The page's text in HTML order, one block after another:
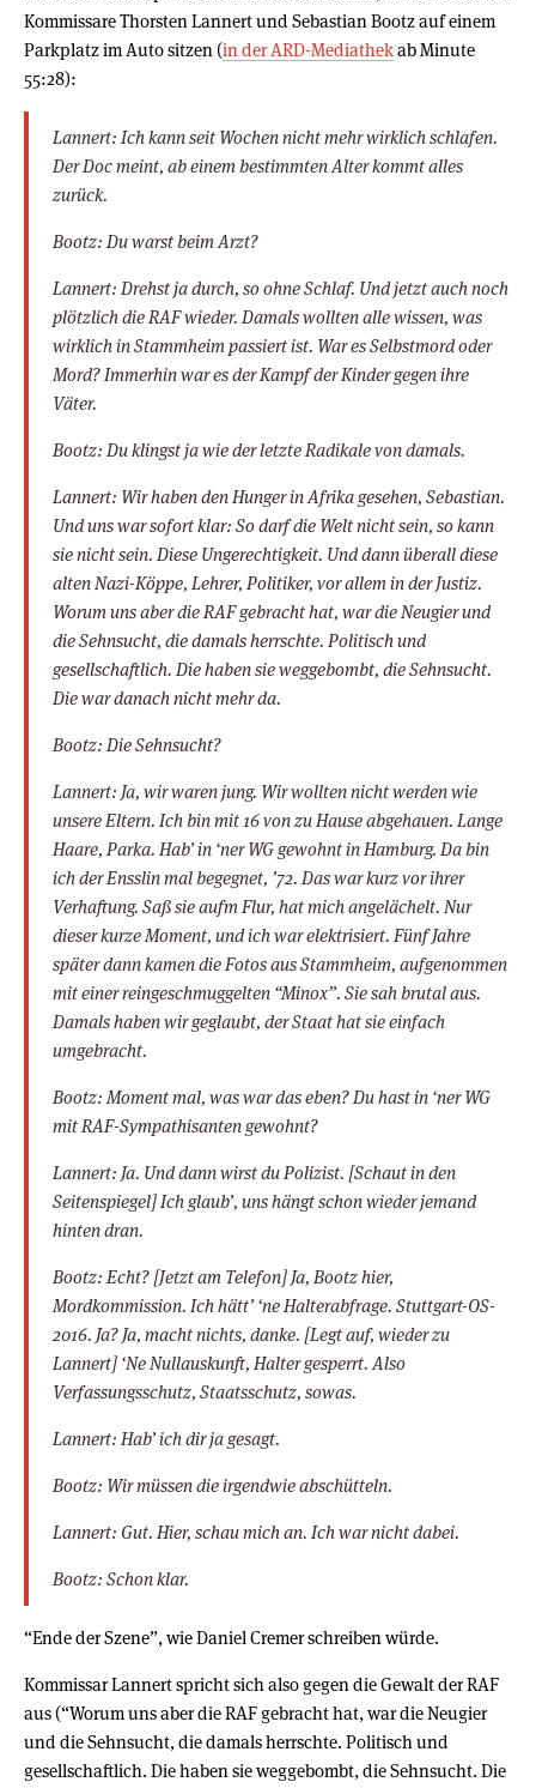
Kommissare Thorsten Lannert und Sebastian Bootz auf einem
Parkplatz im Auto sitzen (in der ARD-Mediathekab Minute
55:28):
Lannert: Ich kann seit Wochen nicht mehr wirklich schlafen.
Der Doc meint, ab einem bestimmten Alter kommt alles
zurück.
Bootz: Du warst beim Arzt?
Lannert: Drehst ja durch, so ohne Schlaf. Und jetzt auch noch
plötzlich die RAF wieder. Damals wollten alle wissen, was
wirklich in Stammheim passiert ist. War es Selbstmord oder
Mord? Immerhin war es der Kampf der Kinder gegen ihre
Väter.
Bootz: Du klingst ja wie der letzte Radikale von damals.
Lannert: Wir haben den Hunger in Afrika gesehen, Sebastian.
Und uns war sofort klar: So darf die Welt nicht sein, so kann
sie nicht sein. Diese Ungerechtigkeit. Und dann überall diese
alten Nazi-Köppe, Lehrer, Politiker, vor allem in der Justiz.
Worum uns aber die RAF gebracht hat, war die Neugier und
die Sehnsucht, die damals herrschte. Politisch und
gesellschaftlich. Die haben sie weggebombt, die Sehnsucht.
Die war danach nicht mehr da.
Bootz: Die Sehnsucht?
Lannert: Ja, wir waren jung. Wir wollten nicht werden wie
unsere Eltern. Ich bin mit 16 von zu Hause abgehauen. Lange
Haare, Parka. Hab’ in ‘ner WG gewohnt in Hamburg. Da bin
ich der Ensslin mal begegnet, ’72. Das war kurz vor ihrer
Verhaftung. Saß sie aufm Flur, hat mich angelächelt. Nur
dieser kurze Moment, und ich war elektrisiert. Fünf Jahre
später dann kamen die Fotos aus Stammheim, aufgenommen
mit einer reingeschmuggelten “Minox”. Sie sah brutal aus.
Damals haben wir geglaubt, der Staat hat sie einfach
umgebracht.
Bootz: Moment mal, was war das eben? Du hast in ‘ner WG
mit RAF-Sympathisanten gewohnt?
Lannert: Ja. Und dann wirst du Polizist. [Schaut in den
Seitenspiegel] Ich glaub’, uns hängt schon wieder jemand
hinten dran.
Bootz: Echt? [Jetzt am Telefon] Ja, Bootz hier,
Mordkommission. Ich hätt’ ‘ne Halterabfrage. Stuttgart-OS-
2016. Ja? Ja, macht nichts, danke. [Legt auf, wieder zu
Lannert] ‘Ne Nullauskunft, Halter gesperrt. Also
Verfassungsschutz, Staatsschutz, sowas.
Lannert: Hab’ ich dir ja gesagt.
Bootz: Wir müssen die irgendwie abschütteln.
Lannert: Gut. Hier, schau mich an. Ich war nicht dabei.
Bootz: Schon klar.
“Ende der Szene”, wie Daniel Cremer schreiben würde.
Kommissar Lannert spricht sich also gegen die Gewalt der RAF
aus (“Worum uns aber die RAF gebracht hat, war die Neugier
und die Sehnsucht, die damals herrschte. Politisch und
gesellschaftlich. Die haben sie weggebombt, die Sehnsucht. Die